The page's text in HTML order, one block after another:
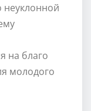
неуклонной
на благо
молодого